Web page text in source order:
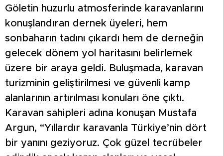
Göletin huzurlu atmosferinde karavanlarını
konuşlandıran dernek üyeleri, hem
sonbaharın tadını çıkardı hem de derneğin
gelecek dönem yol haritasını belirlemek
üzere bir araya geldi. Buluşmada, karavan
turizminin geliştirilmesi ve güvenli kamp
alanlarının artırılması konuları öne çıktı.
Karavan sahipleri adına konuşan Mustafa
Argun, “Yıllardır karavanla Türkiye’nin dört
bir yanını geziyoruz. Çok güzel tecrübeler